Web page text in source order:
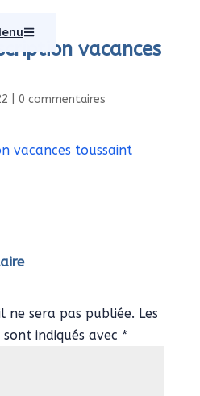
vacances
0 commentaires
vacances toussaint
ne sera pas publiée. Les
indiqués avec *